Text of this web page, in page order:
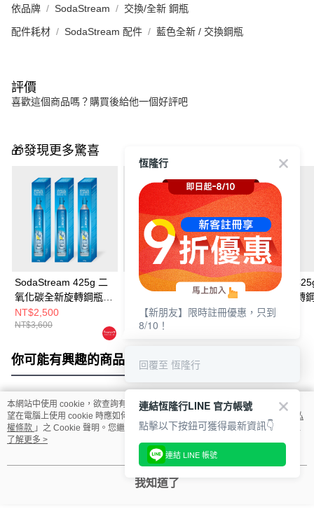
依品牌 SodaStream 交換/全新 鋼瓶
配件耗材 SodaStream 配件 藍色全新 / 交換鋼瓶
評價
喜歡這個商品嗎？購買後給他一個好評吧
🎁發現更多驚喜
SodaStream 425g 二
氧化碳全新旋轉鋼瓶
(3入組)
NT$2,500
NT$3,600
SodaStream 425g 二
氧化碳全新旋轉鋼瓶
(2入組)
NT$1,800
NT$2,400
SodaStream
氧化碳全新旋轉
NT$1,200
你可能有興趣的商品 全站排行
熱門標籤
本網站中使用 cookie，欲查詢有關本網站使用 cookie 方式之詳情，及若您不希
望在電腦上使用 cookie 時應如何變更電腦的 cookie 設定，請參閱本網站「
隱私
權條款 」之 Cookie 聲明。您繼續使用本網站即表示您同意本公司得按本網站使
用條款之 Cookie 聲明使用 cookie。
了解更多 >
我知道了
恆隆行
【新朋友】限時註冊優惠，只到
8/10！
回覆至 恆隆行
連結恆隆行LINE 官方帳號
點擊以下按鈕可獲得最新資訊👇
連結 LINE 帳號